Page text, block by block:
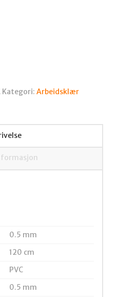
Kategori: Arbeidsklær
0.5 mm
120 cm
PVC
0.5 mm